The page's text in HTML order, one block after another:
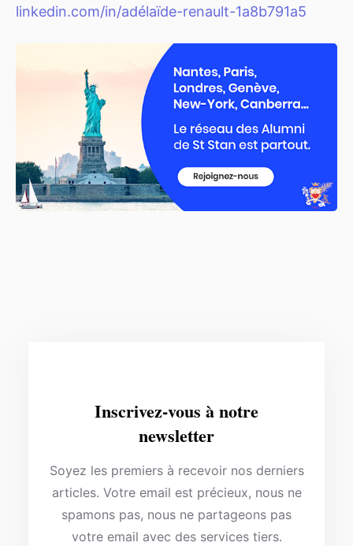
linkedin.com/in/adélaïde-renault-1a8b791a5
Inscrivez-vous à notre
newsletter
Soyez les premiers à recevoir nos derniers
articles. Votre email est précieux, nous ne
spamons pas, nous ne partageons pas
votre email avec des services tiers.